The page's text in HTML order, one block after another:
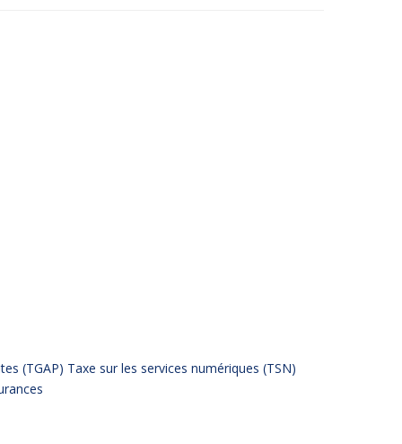
(TGAP) Taxe sur les services numériques (TSN)